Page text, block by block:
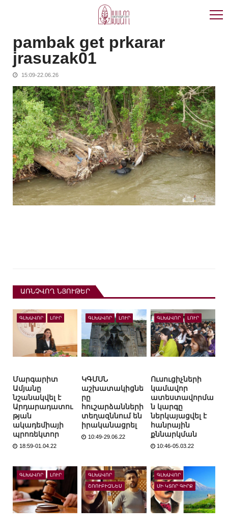
pambak get prkarar
jrasuzak01
15:09-22.06.26
ԱՌՆՉՎՈՂ ՆՅՈՒԹԵՐ
ԳԼԽԱՎՈՐ ԼՈՒՐ
Մարգարիտ
Ամյանը
նշանակվել է
Արդարադատու
թյան
ակադեմիայի
պրոռեկտոր
18:59-01.04.22
ԳԼԽԱՎՈՐ ԼՈՒՐ
ԿԳՄՍՆ
աշխատակիցնե
րը
հուշարձանների
տեղազննում են
իրականացրել
10:49-29.06.22
ԳԼԽԱՎՈՐ ԼՈՒՐ
Ուսուցիչների
կամավոր
ատեստավորմա
ն կարգը
ներկայացվել է
հանրային
քննարկման
10:46-05.03.22
ԳԼԽԱՎՈՐ ԼՈՒՐ ԳԼԽԱՎՈՐ
ՇՈՈՒԲԻԶՆԵՍ
ԳԼԽԱՎՈՐ
ՄԻ ԿՏՈՐ ԳԻՐՔ